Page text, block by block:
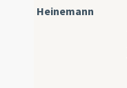
Heinemann